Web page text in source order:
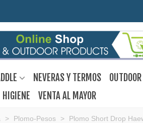
NEVERAS Y TERMOS OUTDOOR
HIGIENE VENTA AL MAYOR
> Plomo-Pesos > Plomo Short Drop